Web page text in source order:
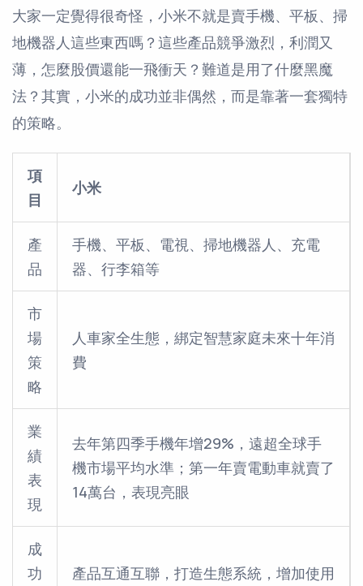
大家一定覺得很奇怪，小米不就是賣手機、平板、掃
地機器人這些東西嗎？這些產品競爭激烈，利潤又
薄，怎麼股價還能一飛衝天？難道是用了什麼黑魔
法？其實，小米的成功並非偶然，而是靠著一套獨特
的策略。
項
目
小米
產
品
手機、平板、電視、掃地機器人、充電
器、行李箱等
市
場
策
略
人車家全生態，綁定智慧家庭未來十年消
費
業
績
表
現
去年第四季手機年增29%，遠超全球手
機市場平均水準；第一年賣電動車就賣了
14萬台，表現亮眼
成
功
產品互通互聯，打造生態系統，增加使用